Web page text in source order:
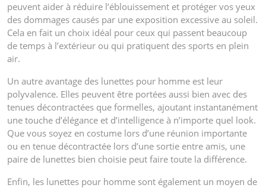
peuvent aider à réduire l’éblouissement et protéger vos yeux
des dommages causés par une exposition excessive au soleil.
Cela en fait un choix idéal pour ceux qui passent beaucoup
de temps à l’extérieur ou qui pratiquent des sports en plein
air.
Un autre avantage des lunettes pour homme est leur
polyvalence. Elles peuvent être portées aussi bien avec des
tenues décontractées que formelles, ajoutant instantanément
une touche d’élégance et d’intelligence à n’importe quel look.
Que vous soyez en costume lors d’une réunion importante
ou en tenue décontractée lors d’une sortie entre amis, une
paire de lunettes bien choisie peut faire toute la différence.
Enfin, les lunettes pour homme sont également un moyen de